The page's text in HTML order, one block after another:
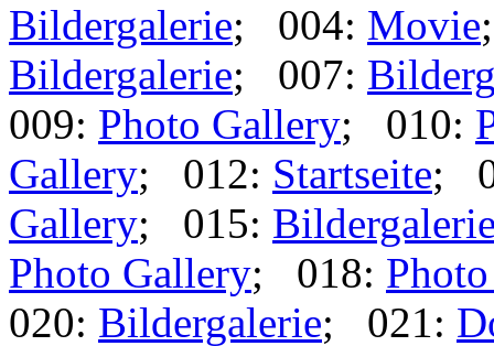
Bildergalerie; 004: Movie
Bildergalerie; 007:
009: Photo Gallery; 010:
Gallery; 012: Startseite;
Gallery; 015:
Photo Gallery; 018:
020: Bildergalerie; 021: